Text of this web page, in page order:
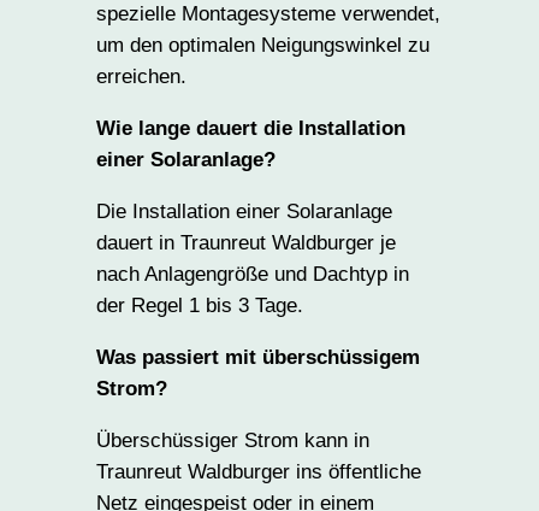
spezielle Montagesysteme verwendet,
um den optimalen Neigungswinkel zu
erreichen.
Wie lange dauert die Installation
einer Solaranlage?
Die Installation einer Solaranlage
dauert in Traunreut Waldburger je
nach Anlagengröße und Dachtyp in
der Regel 1 bis 3 Tage.
Was passiert mit überschüssigem
Strom?
Überschüssiger Strom kann in
Traunreut Waldburger ins öffentliche
Netz eingespeist oder in einem